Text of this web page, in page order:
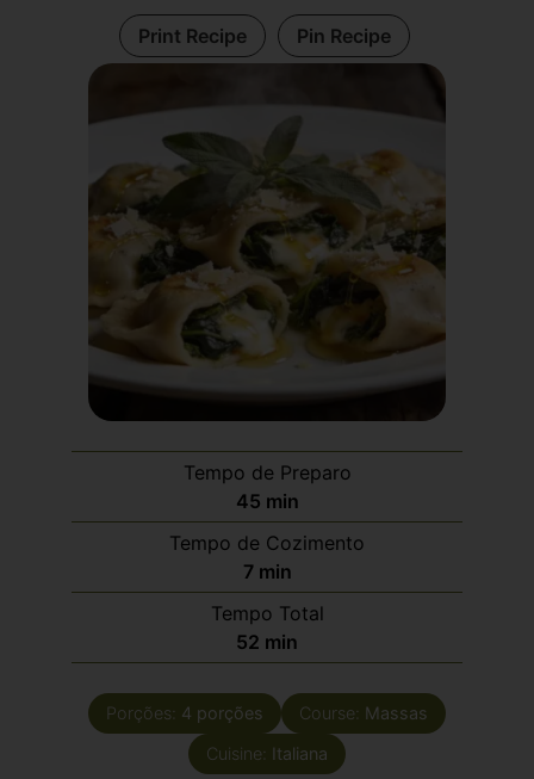
Print Recipe Pin Recipe
Tempo de Preparo
45 min
Tempo de Cozimento
7 min
Tempo Total
52 min
Porções: 4 porções Course: Massas
Cuisine: Italiana